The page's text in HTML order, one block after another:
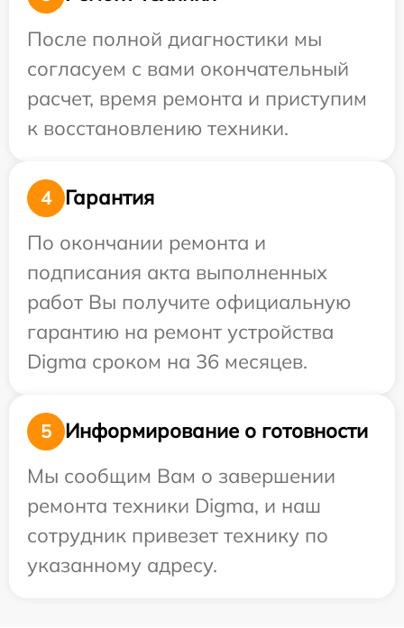
После полной диагностики мы
согласуем с вами окончательный
расчет, время ремонта и приступим
к восстановлению техники.
4
Гарантия
По окончании ремонта и
подписания акта выполненных
работ Вы получите официальную
гарантию на ремонт устройства
Digma сроком на 36 месяцев.
5
Информирование о готовности
Мы сообщим Вам о завершении
ремонта техники Digma, и наш
сотрудник привезет технику по
указанному адресу.